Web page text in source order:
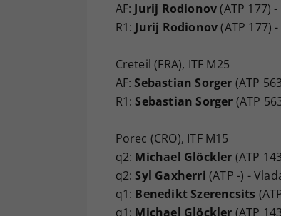
AF: Jurij Rodionov(ATP 177)
R1: Jurij Rodionov(ATP 177)
Creteil (FRA), ITF M25
AF:Sebastian Sorger (ATP
R1:Sebastian Sorger (ATP
Porec (CRO), ITF M15
q2: Michael Glöckler (ATP
q2:Syl Gaxherri (ATP -) -
q1: Benedikt Szerencsits
q1: Michael Glöckler (ATP